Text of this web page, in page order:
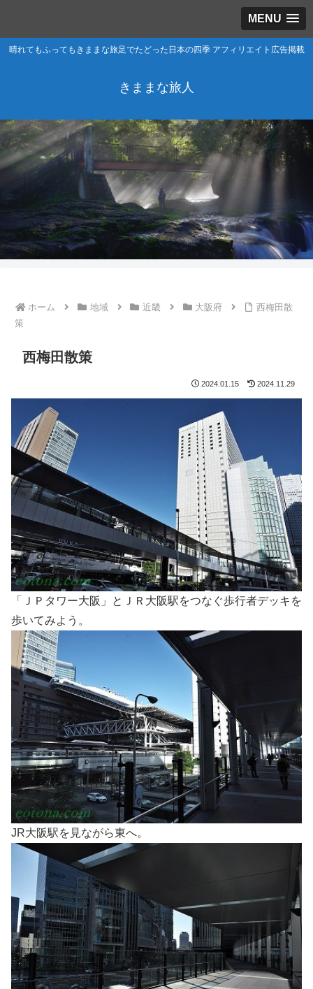
MENU
晴れてもふってもきままな旅足でたどった日本の四季 アフィリエイト広告掲載
きままな旅人
ホーム 地域 近畿 大阪府
西梅田散
策
西梅田散策
2024.01.15 2024.11.29
「ＪＰタワー大阪」とＪＲ大阪駅をつなぐ歩行者デッキを
歩いてみよう。
JR大阪駅を見ながら東へ。